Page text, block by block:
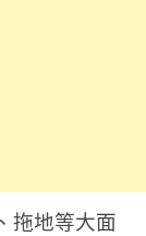
拖地等大面